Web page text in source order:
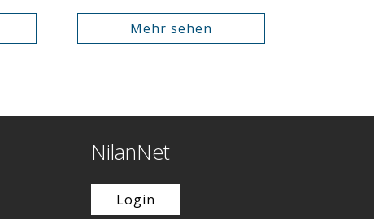
Mehr sehen
NilanNet
Login